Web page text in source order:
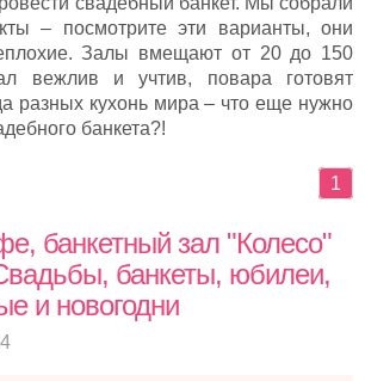
– посмотрите эти варианты, они
Залы вмещают от 20 до 150
вежлив и учтив, повара готовят
разных кухонь мира – что еще нужно
банкета?!
1
банкетный зал "Колесо"
банкеты, юбилеи,
и новогодни